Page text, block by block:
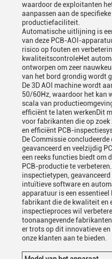
waardoor de exploitanten
aanpassen aan de
productiefaciliteit.
Automatische uitlijning is
van deze PCB-AOI-
risico op fouten en
kwaliteitscontroleHet
ontworpen om zeer
van het bord grondig wordt
De 3D AOI machine wordt
50/60Hz, waardoor het kan
scala van
efficiënt te laten werkenDit
voor fabrikanten die op
en efficiënt PCB-
De Commissie
geavanceerd en veelzijdig
een reeks functies biedt om
PCB-productie te
inspectietypen,
intuïtieve software en
apparatuur is een
fabrikant die de kwaliteit en
inspectieproces wil
toonaangevende
er trots op dit innovatieve
onze klanten aan te bieden.